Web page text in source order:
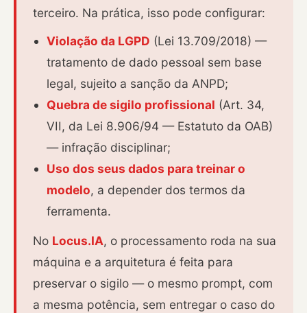
terceiro. Na prática, isso pode configurar:
Violação da LGPD (Lei 13.709/2018) —
tratamento de dado pessoal sem base
legal, sujeito a sanção da ANPD;
Quebra de sigilo profissional (Art. 34,
VII, da Lei 8.906/94 — Estatuto da OAB)
— infração disciplinar;
Uso dos seus dados para treinar o
modelo, a depender dos termos da
ferramenta.
No Locus.IA, o processamento roda na sua
máquina e a arquitetura é feita para
preservar o sigilo — o mesmo prompt, com
a mesma potência, sem entregar o caso do